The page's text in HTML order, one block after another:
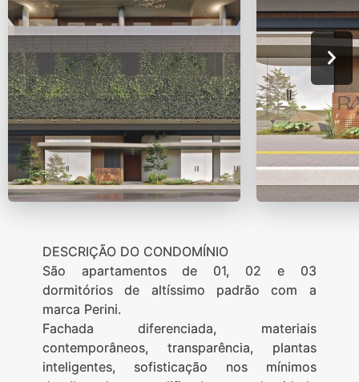
DESCRIÇÃO DO CONDOMÍNIO
São apartamentos de 01, 02 e 03
dormitórios de altíssimo padrão com a
marca Perini.
Fachada diferenciada, materiais
contemporâneos, transparência, plantas
inteligentes, sofisticação nos mínimos